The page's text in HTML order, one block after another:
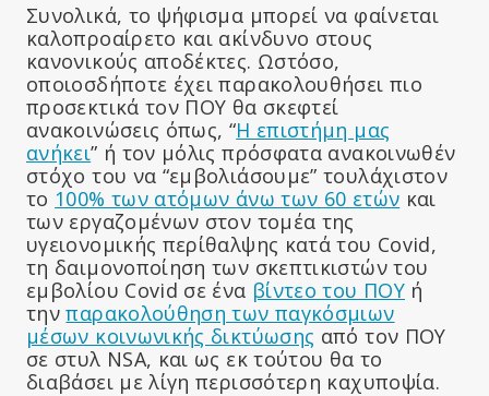
Συνολικά, το ψήφισμα μπορεί να φαίνεται
καλοπροαίρετο και ακίνδυνο στους
κανονικούς αποδέκτες. Ωστόσο,
οποιοσδήποτε έχει παρακολουθήσει πιο
προσεκτικά τον ΠΟΥ θα σκεφτεί
ανακοινώσεις όπως, “Η επιστήμη μας
ανήκει” ή τον μόλις πρόσφατα ανακοινωθέν
στόχο του να “εμβολιάσουμε” τουλάχιστον
το 100% των ατόμων άνω των 60 ετών και
των εργαζομένων στον τομέα της
υγειονομικής περίθαλψης κατά του Covid,
τη δαιμονοποίηση των σκεπτικιστών του
εμβολίου Covid σε ένα βίντεο του ΠΟΥή
τηνπαρακολούθηση των παγκόσμιων
μέσων κοινωνικής δικτύωσης από τον ΠΟΥ
σε στυλ NSA, και ως εκ τούτου θα το
διαβάσει με λίγη περισσότερη καχυποψία.